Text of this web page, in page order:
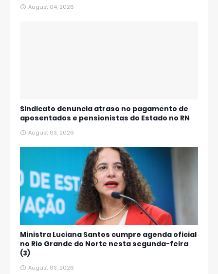
August 04, 2026
Sindicato denuncia atraso no pagamento de
aposentados e pensionistas do Estado no RN
August 03, 2026
Ministra Luciana Santos cumpre agenda oficial
no Rio Grande do Norte nesta segunda-feira
(3)
August 03, 2026